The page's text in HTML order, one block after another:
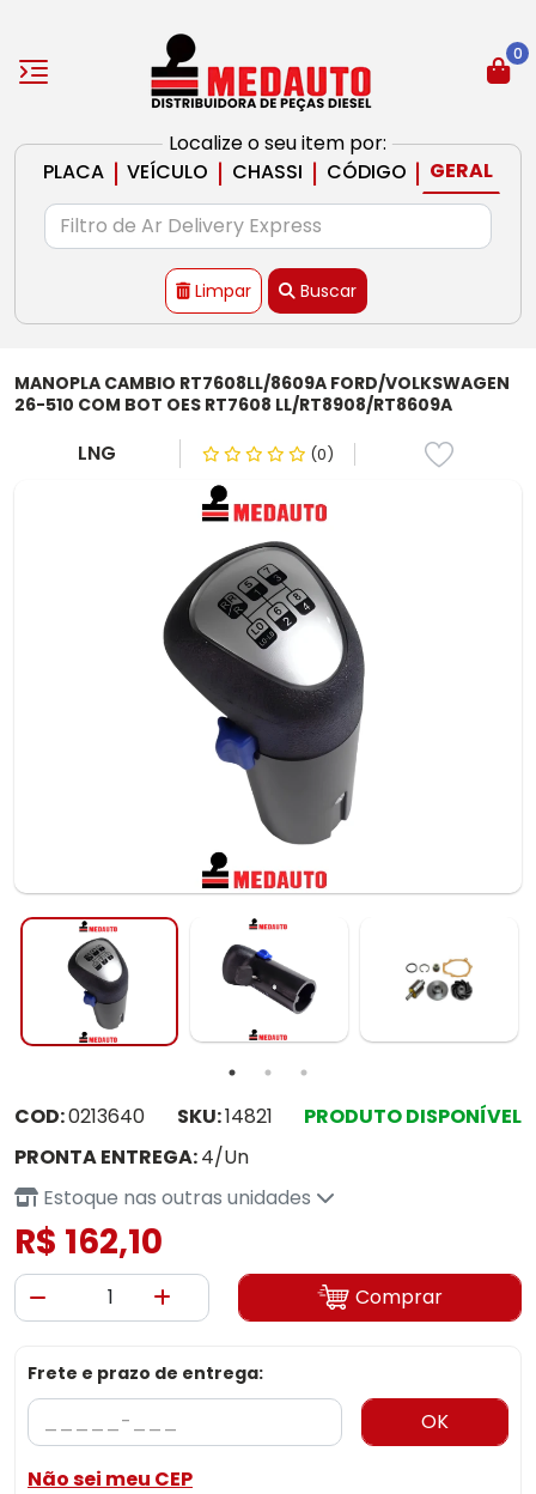
Localize o seu item por:
PLACA | VEÍCULO | CHASSI | CÓDIGO | GERAL
Limpar Buscar
0
MANOPLA CAMBIO RT7608LL/8609A FORD/VOLKSWAGEN
26-510 COM BOT OES RT7608 LL/RT8908/RT8609A
LNG (0)
COD:0213640 SKU:14821
PRODUTO DISPONÍVEL
PRONTA ENTREGA:4/Un
Estoque nas outras unidades
R$ 162,10
Comprar
Frete e prazo de entrega:
OK
Não sei meu CEP